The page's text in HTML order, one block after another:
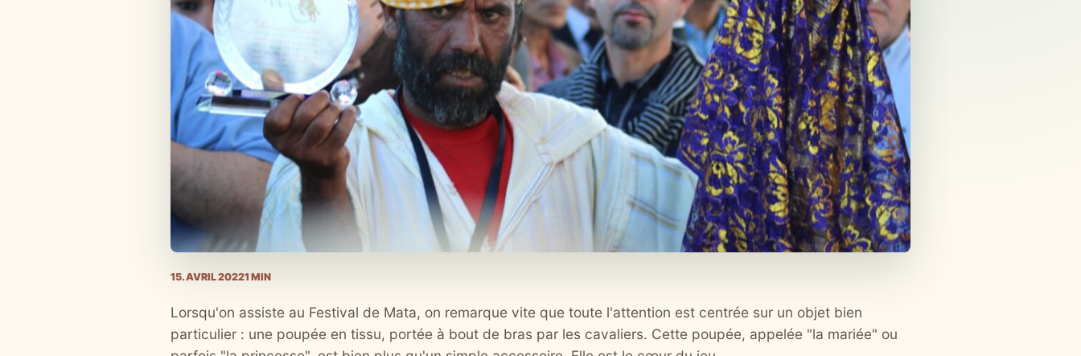
15. AVRIL 20221 MIN
Lorsqu'on assiste au Festival de Mata, on remarque vite que toute l'attention est centrée sur un objet bien
particulier : une poupée en tissu, portée à bout de bras par les cavaliers. Cette poupée, appelée "la mariée" ou